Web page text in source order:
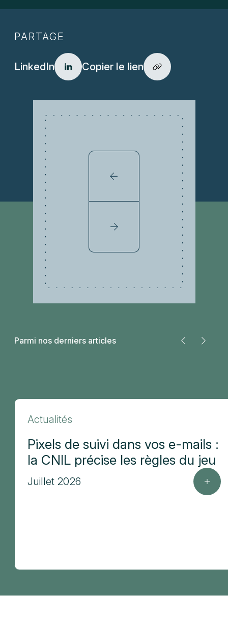
PARTAGE
LinkedIn Copier le lien
Parmi nos derniers articles
Actualités
Pixels de suivi dans vos e-mails :
la CNIL précise les règles du jeu
Juillet 2026